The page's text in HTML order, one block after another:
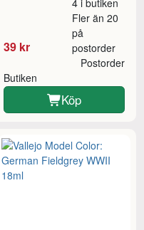
39 kr
Fler än 20
på
postorder
Butiken
Postorder
Köp